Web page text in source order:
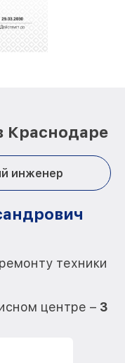
Краснодаре
инженер
техники
центре – 3